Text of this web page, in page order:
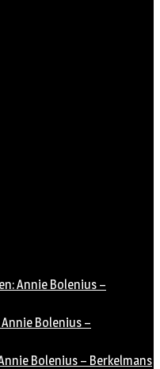
Annie Bolenius –
Bolenius –
Bolenius – Berkelmans